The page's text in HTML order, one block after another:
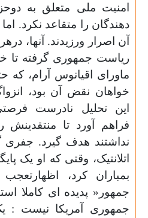
امنیت ملی متعلق به
دهندگان را متقاعد نکرد.
آن اصرار ورزیدند. آنها،
ریاست جمهوری گرفته تا
ماورای اقیانوس آرام، که
خواهان نقض آن بود،
این تحلیل نادرست
فراهم آورد تا منتقدینش
نداشتند هدف گیرد. جفری
اتلانتیک، وقتی که او یک
بمباران کرد،
جمهور« پدیده ای کاملا
جمهوری آمریکا نیست :